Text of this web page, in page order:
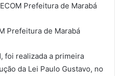
Prefeitura de Marabá
Prefeitura de Marabá
foi realizada a primeira
da Lei Paulo Gustavo, no